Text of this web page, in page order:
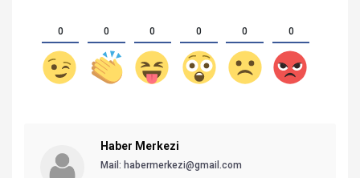
0 0 0 0 0 0
Haber Merkezi
Mail: habermerkezi@gmail.com